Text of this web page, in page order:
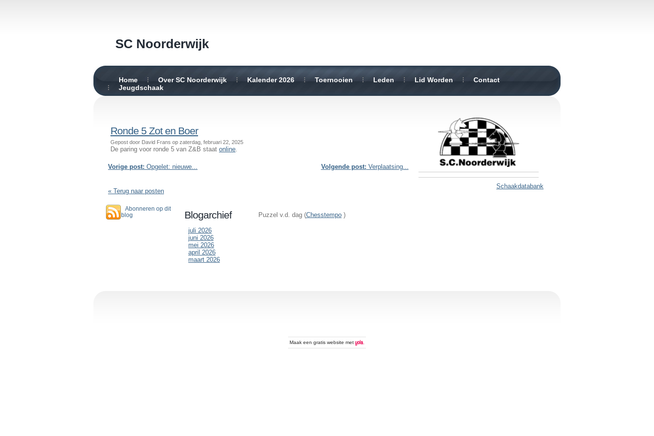
SC Noorderwijk
Home Over SC Noorderwijk Kalender 2026 Toernooien Leden Lid Worden
Contact
Jeugdschaak
Ronde 5 Zot en Boer
Gepost door David Frans op zaterdag, februari 22, 2025
De paring voor ronde 5 van Z&B staat online.
Volgende post: Verplaatsing...
Vorige post: Opgelet: nieuwe...
« Terug naar posten
Abonneren op dit
blog
Blogarchief
juli 2026
juni 2026
mei 2026
april 2026
maart 2026
Puzzel v.d. dag (Chesstempo)
Schaakdatabank
Maak eengratis website met